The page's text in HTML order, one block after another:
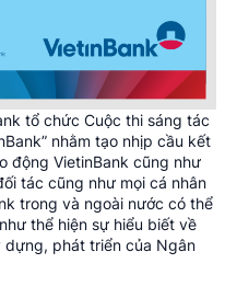
tổ chức Cuộc thi sáng tác
nhằm tạo nhịp cầu kết
động VietinBank cũng như
tác cũng như mọi cá nhân
trong và ngoài nước có thể
thể hiện sự hiểu biết về
phát triển của Ngân